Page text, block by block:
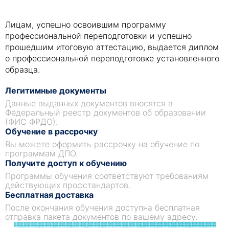
Лицам, успешно освоившим программу
профессиональной переподготовки и успешно
прошедшим итоговую аттестацию, выдается диплом
о профессиональной переподготовке установленного
образца.
Легитимные документы
Данные выданных документов вносятся в
Федеральный реестр документов об образовании
(ФИС ФРДО).
Обучение в рассрочку
Вы можете оформить рассрочку на обучение по
программам ДПО.
Получите доступ к обучению
Программы обучения соответствуют требованиям
действующих профстандартов.
Бесплатная доставка
После окончания обучения доступна бесплатная
отправка пакета документов по вашему адресу.